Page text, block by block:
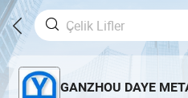
GANZHOU DAYE